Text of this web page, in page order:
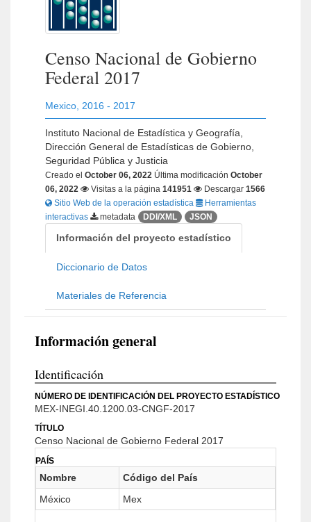
Censo Nacional de Gobierno
Federal 2017
Mexico 2016 - 2017
Instituto Nacional de Estadística y Geografía,
Dirección General de Estadísticas de Gobierno,
Seguridad Pública y Justicia
Creado el October 06, 2022 Última modificación October
06, 2022
Visitas a la página 141951 Descargar 1566
Sitio Web de la operación estadística
Herramientas
interactivas
metadata DDI/XML JSON
Información del proyecto estadístico
Diccionario de Datos
Materiales de Referencia
Información general
Identificación
NÚMERO DE IDENTIFICACIÓN DEL PROYECTO ESTADÍSTICO
MEX-INEGI.40.1200.03-CNGF-2017
TÍTULO
Censo Nacional de Gobierno Federal 2017
PAÍS
Nombre
Código del País
México
Mex